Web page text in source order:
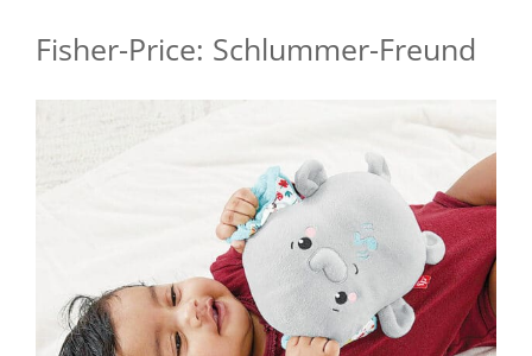
Fisher-Price: Schlummer-Freund